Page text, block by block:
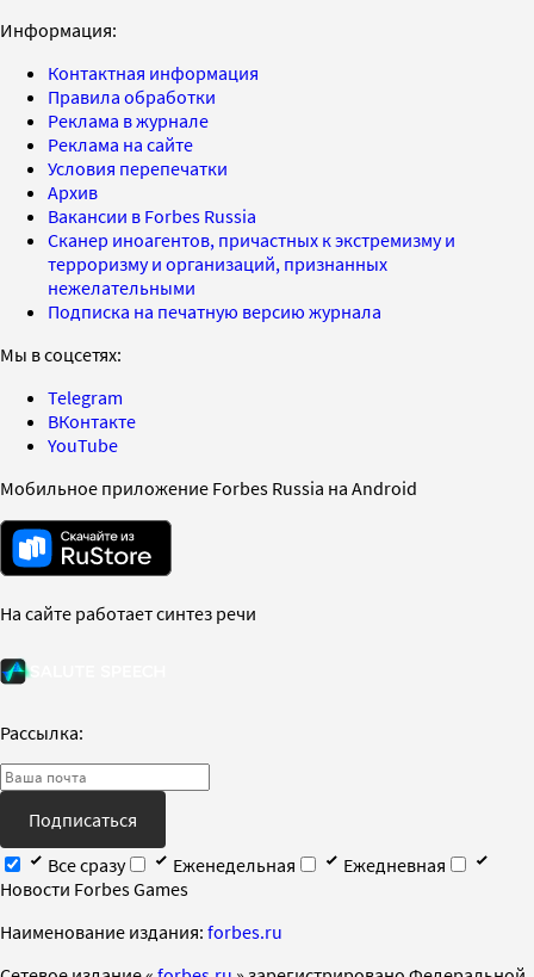
Информация:
Контактная информация
Правила обработки
Реклама в журнале
Реклама на сайте
Условия перепечатки
Архив
Вакансии в Forbes Russia
Сканер иноагентов, причастных к экстремизму и
терроризму и организаций, признанных
нежелательными
Подписка на печатную версию журнала
Мы в соцсетях:
Telegram
ВКонтакте
YouTube
Мобильное приложение Forbes Russia на Android
На сайте работает синтез речи
Рассылка:
Подписаться
Все сразу
Еженедельная
Ежедневная
Новости Forbes Games
Наименование издания: forbes.ru